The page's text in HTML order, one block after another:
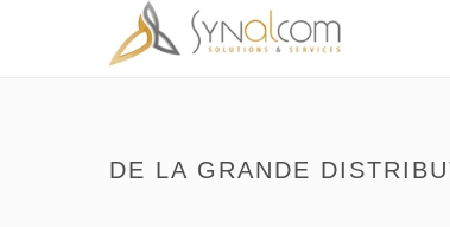
DE LA GRANDE